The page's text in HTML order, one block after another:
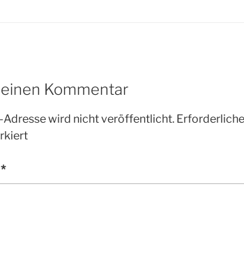
Kommentar
Adresse wird nicht veröffentlicht.
*